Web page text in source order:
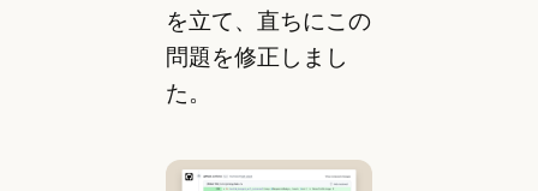
を立て、直ちにこの
問題を修正しまし
た。